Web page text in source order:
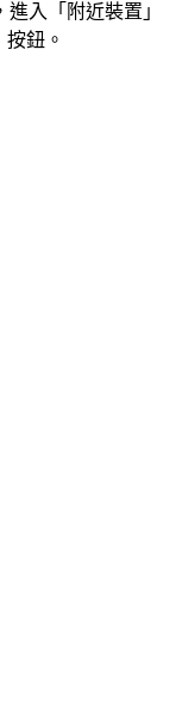
入「附近裝置」
鈕。